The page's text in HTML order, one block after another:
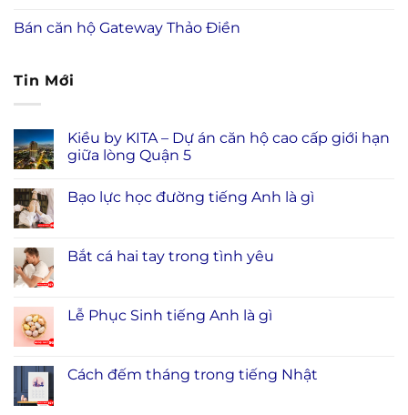
Bán căn hộ Gateway Thảo Điền
Tin Mới
Kiều by KITA – Dự án căn hộ cao cấp giới hạn
giữa lòng Quận 5
Bạo lực học đường tiếng Anh là gì
Bắt cá hai tay trong tình yêu
Lễ Phục Sinh tiếng Anh là gì
Cách đếm tháng trong tiếng Nhật